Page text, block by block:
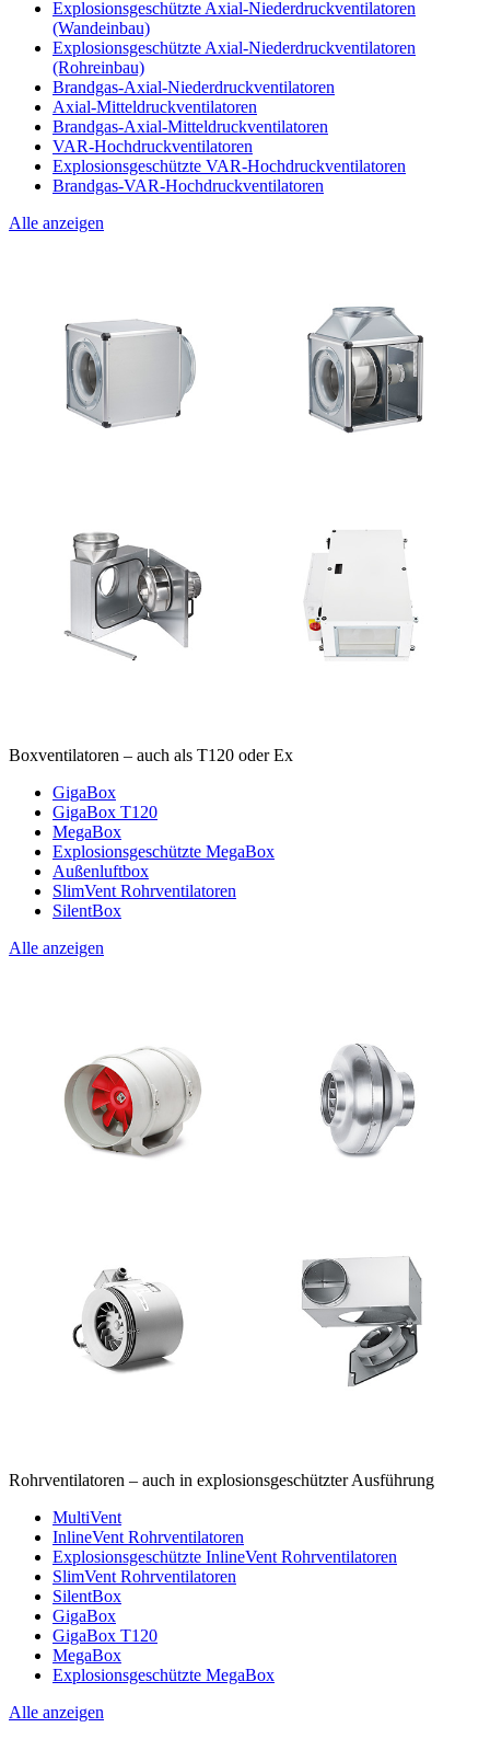
Explosionsgeschützte Axial-Niederdruckventilatoren
(Wandeinbau)
Explosionsgeschützte Axial-Niederdruckventilatoren
(Rohreinbau)
Brandgas-Axial-Niederdruckventilatoren
Axial-Mitteldruckventilatoren
Brandgas-Axial-Mitteldruckventilatoren
VAR-Hochdruckventilatoren
Explosionsgeschützte VAR-Hochdruckventilatoren
Brandgas-VAR-Hochdruckventilatoren
Alle anzeigen
Boxventilatoren – auch als T120 oder Ex
GigaBox
GigaBox T120
MegaBox
Explosionsgeschützte MegaBox
Außenluftbox
SlimVent Rohrventilatoren
SilentBox
Alle anzeigen
Rohrventilatoren – auch in explosionsgeschützter Ausführung
MultiVent
InlineVent Rohrventilatoren
Explosionsgeschützte InlineVent Rohrventilatoren
SlimVent Rohrventilatoren
SilentBox
GigaBox
GigaBox T120
MegaBox
Explosionsgeschützte MegaBox
Alle anzeigen